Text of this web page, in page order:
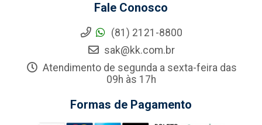
Fale Conosco
(81) 2121-8800
sak@kk.com.br
Atendimento de segunda a sexta-feira das
09h às 17h
Formas de Pagamento